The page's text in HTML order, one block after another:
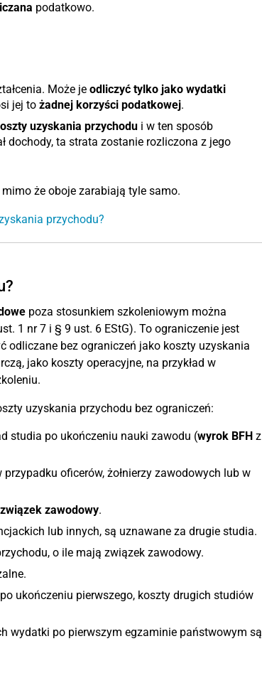
podatkowo.
Może je odliczyć tylko jako wydatki
jej to żadnej korzyści podatkowej.
uzyskania przychodu i w ten sposób
dochody, ta strata zostanie rozliczona z jego
mimo że oboje zarabiają tyle samo.
przychodu?
poza stosunkiem szkoleniowym można
1 nr 7 i § 9 ust. 6 EStG). To ograniczenie jest
odliczane bez ograniczeń jako koszty uzyskania
jako koszty operacyjne, na przykład w
uzyskania przychodu bez ograniczeń:
studia po ukończeniu nauki zawodu (wyrok BFH z
przypadku oficerów, żołnierzy zawodowych lub w
związek zawodowy.
lub innych, są uznawane za drugie studia.
o ile mają związek zawodowy.
ukończeniu pierwszego, koszty drugich studiów
wydatki po pierwszym egzaminie państwowym są